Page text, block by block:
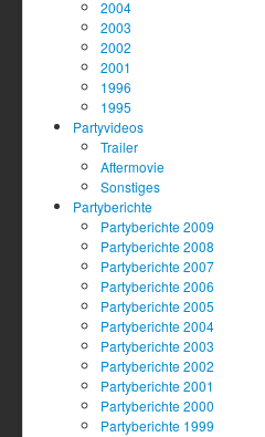
2004
2003
2002
2001
1996
1995
Partyvideos
Trailer
Aftermovie
Sonstiges
Partyberichte
Partyberichte 2009
Partyberichte 2008
Partyberichte 2007
Partyberichte 2006
Partyberichte 2005
Partyberichte 2004
Partyberichte 2003
Partyberichte 2002
Partyberichte 2001
Partyberichte 2000
Partyberichte 1999